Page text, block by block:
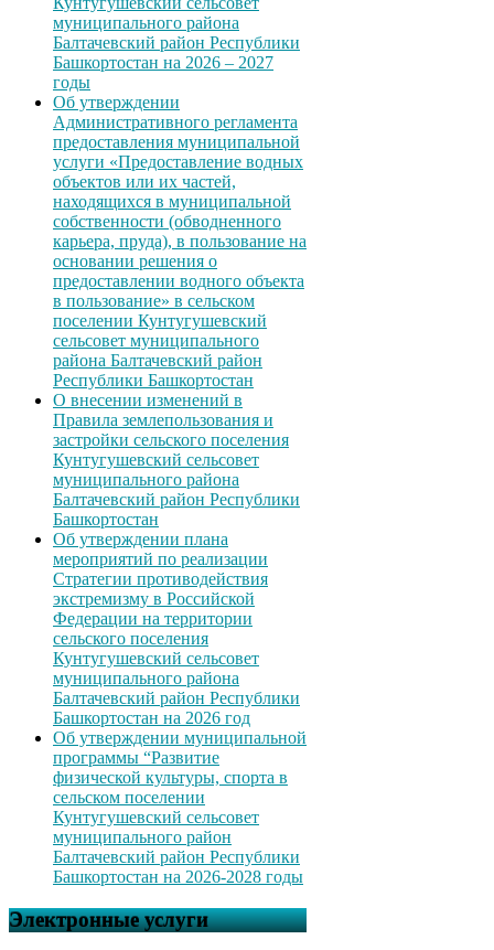
муниципального района
Балтачевский район Республики
Башкортостан на 2026 – 2027
годы
Об утверждении
Административного регламента
предоставления муниципальной
услуги «Предоставление водных
объектов или их частей,
находящихся в муниципальной
собственности (обводненного
карьера, пруда), в пользование на
основании решения о
предоставлении водного объекта
в пользование» в сельском
поселении Кунтугушевский
сельсовет муниципального
района Балтачевский район
Республики Башкортостан
О внесении изменений в
Правила землепользования и
застройки сельского поселения
Кунтугушевский сельсовет
муниципального района
Балтачевский район Республики
Башкортостан
Об утверждении плана
мероприятий по реализации
Стратегии противодействия
экстремизму в Российской
Федерации на территории
сельского поселения
Кунтугушевский сельсовет
муниципального района
Балтачевский район Республики
Башкортостан на 2026 год
Об утверждении муниципальной
программы “Развитие
физической культуры, спорта в
сельском поселении
Кунтугушевский сельсовет
муниципального район
Балтачевский район Республики
Башкортостан на 2026-2028 годы
Электронные услуги